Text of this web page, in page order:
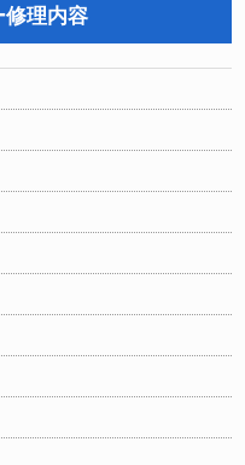
修理内容